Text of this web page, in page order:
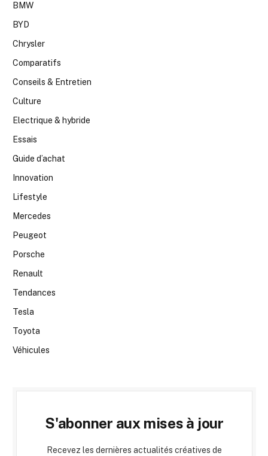
BMW
BYD
Chrysler
Comparatifs
Conseils & Entretien
Culture
Electrique & hybride
Essais
Guide d’achat
Innovation
Lifestyle
Mercedes
Peugeot
Porsche
Renault
Tendances
Tesla
Toyota
Véhicules
S'abonner aux mises à jour
Recevez les dernières actualités créatives de